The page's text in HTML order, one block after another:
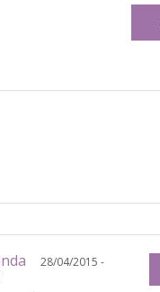
28/04/2015 -